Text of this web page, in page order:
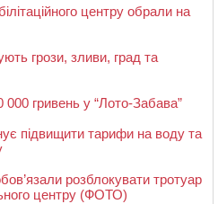
центру обрали на
грози, зливи, град та
гривень у “Лото-Забава”
підвищити тарифи на воду та
розблокувати тротуар
центру (ФОТО)